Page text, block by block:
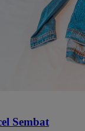
Sembat